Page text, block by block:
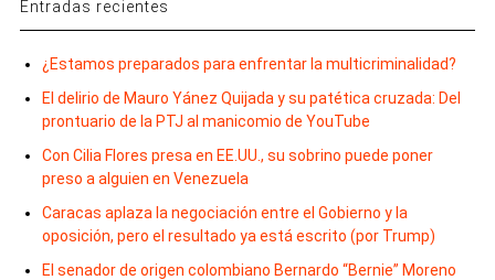
Entradas recientes
¿Estamos preparados para enfrentar la multicriminalidad?
El delirio de Mauro Yánez Quijada y su patética cruzada: Del
prontuario de la PTJ al manicomio de YouTube
Con Cilia Flores presa en EE.UU., su sobrino puede poner
preso a alguien en Venezuela
Caracas aplaza la negociación entre el Gobierno y la
oposición, pero el resultado ya está escrito (por Trump)
El senador de origen colombiano Bernardo “Bernie” Moreno